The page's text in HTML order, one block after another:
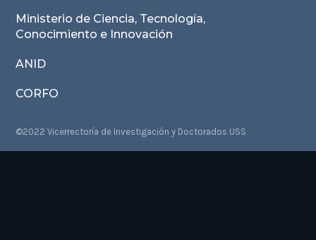
Ministerio de Ciencia, Tecnología,
Conocimiento e Innovación
ANID
CORFO
©2022 Vicerrectoría de Investigación y Doctorados USS